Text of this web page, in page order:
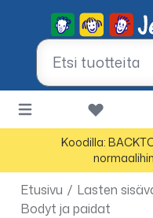
Koodilla:
Etusivu / Lasten
Bodyt ja paidat